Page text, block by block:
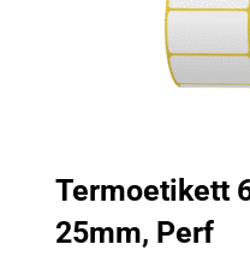
Termoetikett
25mm, Perf